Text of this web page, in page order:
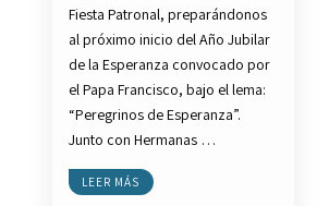
Fiesta Patronal, preparándonos
al próximo inicio del Año Jubilar
de la Esperanza convocado por
el Papa Francisco, bajo el lema:
“Peregrinos de Esperanza”.
Junto con Hermanas …
LEER MÁS